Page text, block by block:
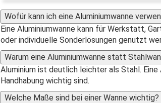
Wofür kann ich eine Aluminiumwanne
Eine Aluminiumwanne kann für Werkstatt,
oder individuelle Sonderlösungen genutzt
Warum eine Aluminiumwanne statt
Aluminium ist deutlich leichter als Stahl.
Handhabung wichtig sind.
Welche Maße sind bei einer Wanne wichtig?